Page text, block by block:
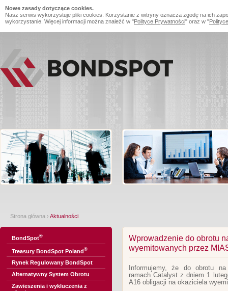
Nowe zasady dotyczące cookies.
Nasz serwis wykorzystuje pliki cookies. Korzystanie z witryny oznacza zgodę na ich
wykorzystanie. Więcej informacji można znaleźć w "Polityce Prywatności" oraz w "
Strona główna › Aktualności
BondSpot®
Treasury BondSpot Poland®
Rynek Regulowany BondSpot
Alternatywny System Obrotu
Zawieszenia i wykluczenia z
Wprowadzenie do obrotu
wyemitowanych przez
Informujemy, że do obrotu na
ramach Catalyst z dniem 1
A16 obligacji na okaziciela